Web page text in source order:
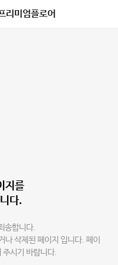
리미엄플로어
지를
다.
송합니다.
나 삭제된 페이지 입니다. 페이
주시기 바랍니다.